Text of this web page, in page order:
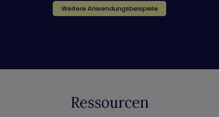
Weitere Anwendungsbeispiele
Ressourcen